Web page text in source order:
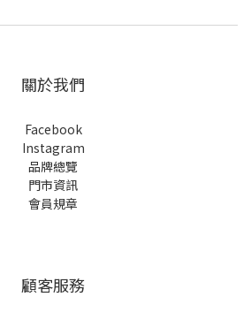
關於我們
Facebook
Instagram
品牌總覽
門市資訊
會員規章
顧客服務